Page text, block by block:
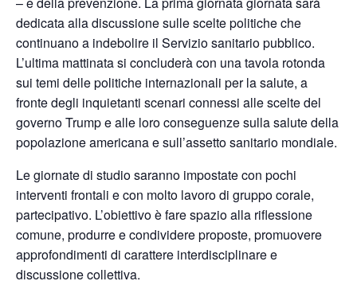
dedicata alla discussione sulle scelte politiche che
continuano a indebolire il Servizio sanitario pubblico.
L’ultima mattinata si concluderà con una tavola rotonda
sui temi delle politiche internazionali per la salute, a
fronte degli inquietanti scenari connessi alle scelte del
governo Trump e alle loro conseguenze sulla salute della
popolazione americana e sull’assetto sanitario mondiale.
Le giornate di studio saranno impostate con pochi
interventi frontali e con molto lavoro di gruppo corale,
partecipativo. L’obiettivo è fare spazio alla riflessione
comune, produrre e condividere proposte, promuovere
approfondimenti di carattere interdisciplinare e
discussione collettiva.